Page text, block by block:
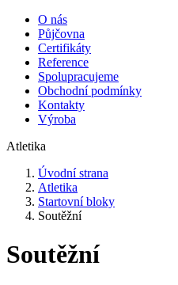
O nás
Půjčovna
Certifikáty
Reference
Spolupracujeme
Obchodní podmínky
Kontakty
Výroba
Atletika
Úvodní strana
Atletika
Startovní bloky
Soutěžní
Soutěžní